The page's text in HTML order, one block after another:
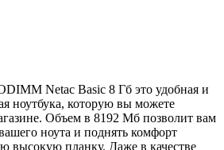
Netac Basic 8 Гб это удобная и
ноутбука, которую вы можете
Объем в 8192 Мб позволит вам
ноута и поднять комфорт
высокую планку. Даже в качестве